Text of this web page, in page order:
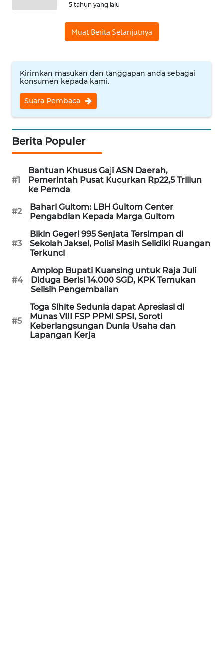
5 tahun yang lalu
Muat Berita Selanjutnya
Kirimkan masukan dan tanggapan anda sebagai
konsumen kepada kami.
Suara Pembaca
Berita Populer
#1
Bantuan Khusus Gaji ASN Daerah,
Pemerintah Pusat Kucurkan Rp22,5 Triliun
ke Pemda
#2
Bahari Gultom: LBH Gultom Center
Pengabdian Kepada Marga Gultom
#3
Bikin Geger! 995 Senjata Tersimpan di
Sekolah Jaksel, Polisi Masih Selidiki Ruangan
Terkunci
#4
Amplop Bupati Kuansing untuk Raja Juli
Diduga Berisi 14.000 SGD, KPK Temukan
Selisih Pengembalian
#5
Toga Sihite Sedunia dapat Apresiasi di
Munas VIII FSP PPMI SPSI, Soroti
Keberlangsungan Dunia Usaha dan
Lapangan Kerja
KARIR
Regional
WN
WN
WN
JABAR
WN
BANTEN
NTT
KEPRI
WN